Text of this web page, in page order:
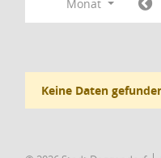
Monat
Keine Daten